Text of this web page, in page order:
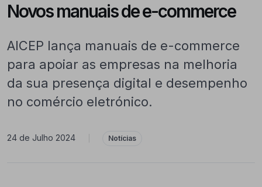
Novos manuais de e-commerce
AICEP lança manuais de e-commerce
para apoiar as empresas na melhoria
da sua presença digital e desempenho
no comércio eletrónico.
24 de Julho 2024 Notícias